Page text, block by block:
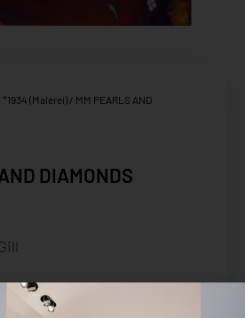
(Malerei) / MM PEARLS AND
DIAMONDS
handsigniert